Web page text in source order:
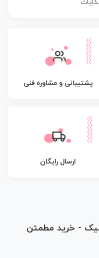
پشتیبانی و مشاوره فنی
ارسال رایگان
- خرید مطمئن